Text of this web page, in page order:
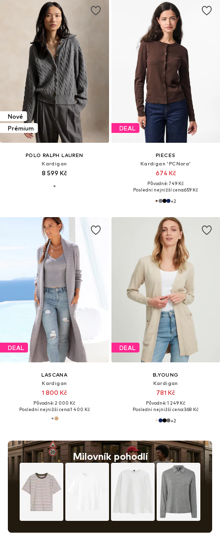
Nové
Prémium
POLO RALPH LAUREN
Kardigan
8 599 Kč
DEAL
PIECES
Kardigan 'PCNora'
674 Kč
Původně: 749 Kč
Poslední nejnižší cena:659 Kč
+2
DEAL
LASCANA
Kardigan
1 800 Kč
Původně: 2 000 Kč
Poslední nejnižší cena:1 400 Kč
Milovník pohodlí
DEAL
B.YOUNG
Kardigan
781 Kč
Původně: 1 249 Kč
Poslední nejnižší cena:368 Kč
+2